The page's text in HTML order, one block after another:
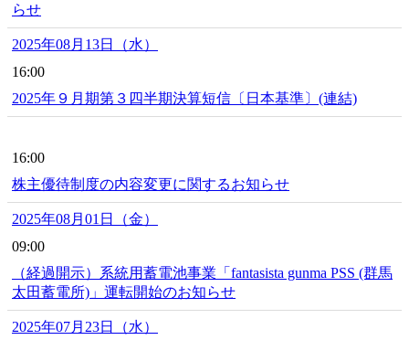
らせ
2025年08月13日（水）
16:00
2025年９月期第３四半期決算短信〔日本基準〕(連結)
16:00
株主優待制度の内容変更に関するお知らせ
2025年08月01日（金）
09:00
（経過開示）系統用蓄電池事業「fantasista gunma PSS (群馬
太田蓄電所)」運転開始のお知らせ
2025年07月23日（水）